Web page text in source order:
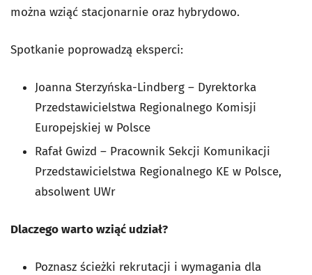
można wziąć stacjonarnie oraz hybrydowo.
Spotkanie poprowadzą eksperci:
Joanna Sterzyńska-Lindberg – Dyrektorka
Przedstawicielstwa Regionalnego Komisji
Europejskiej w Polsce
Rafał Gwizd – Pracownik Sekcji Komunikacji
Przedstawicielstwa Regionalnego KE w Polsce,
absolwent UWr
Dlaczego warto wziąć udział?
Poznasz ścieżki rekrutacji i wymagania dla